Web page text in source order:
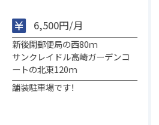
6,500円/月
新後閑郵便局の西80ｍ
サンクレイドル高崎ガーデンコ
ートの北東120ｍ
舗装駐車場です！